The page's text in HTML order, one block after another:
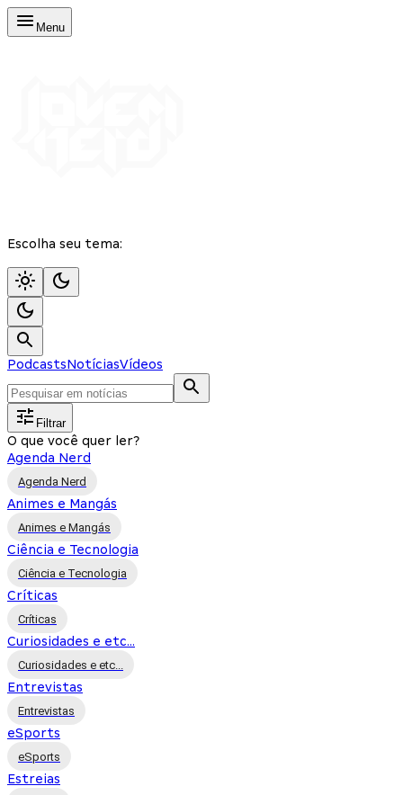
Menu
Escolha seu tema:
PodcastsNotíciasVídeos
Filtrar
O que você quer ler?
Agenda Nerd
Agenda Nerd
Animes e Mangás
Animes e Mangás
Ciência e Tecnologia
Ciência e Tecnologia
Críticas
Críticas
Curiosidades e etc...
Curiosidades e etc...
Entrevistas
Entrevistas
eSports
eSports
Estreias